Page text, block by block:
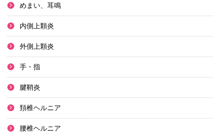
めまい、耳鳴
内側上顆炎
外側上顆炎
手・指
腱鞘炎
頚椎ヘルニア
腰椎ヘルニア